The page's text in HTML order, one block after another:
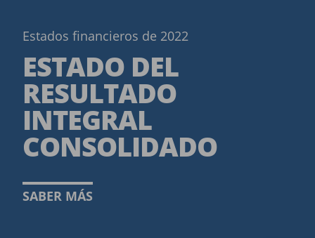
Estados financieros de 2022
ESTADO DEL
RESULTADO
INTEGRAL
CONSOLIDADO
SABER MÁS